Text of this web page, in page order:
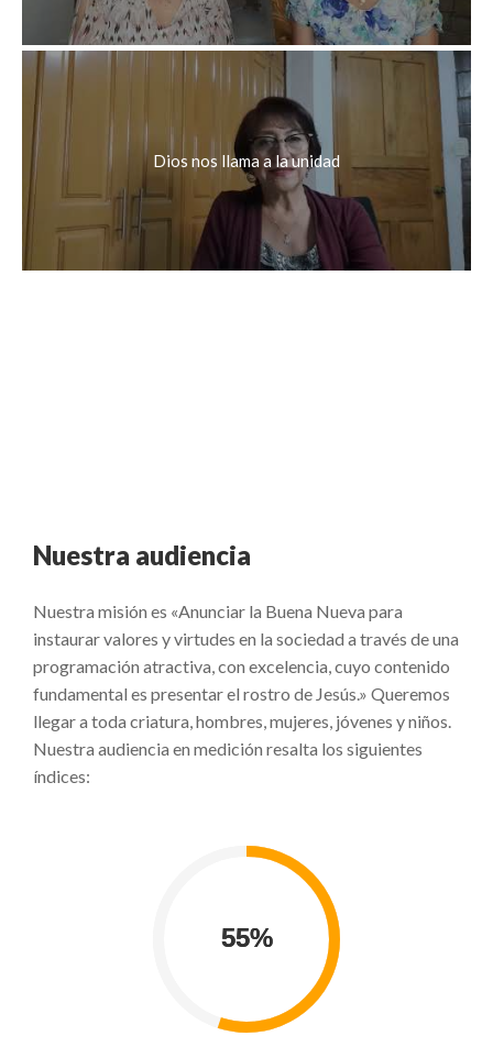
Dios nos llama a la unidad
Nuestra audiencia
Nuestra misión es «Anunciar la Buena Nueva para
instaurar valores y virtudes en la sociedad a través de una
programación atractiva, con excelencia, cuyo contenido
fundamental es presentar el rostro de Jesús.» Queremos
llegar a toda criatura, hombres, mujeres, jóvenes y niños.
Nuestra audiencia en medición resalta los siguientes
índices: